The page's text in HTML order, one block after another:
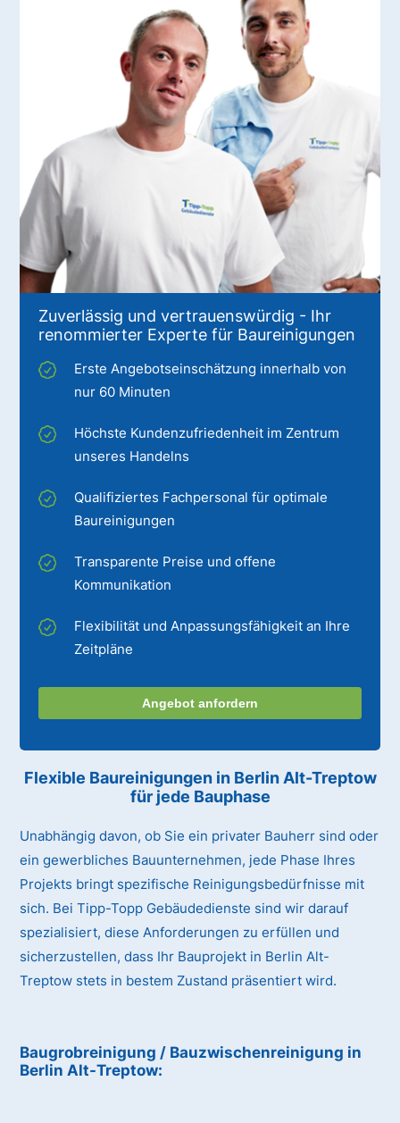
Zuverlässig und vertrauenswürdig - Ihr
renommierter Experte für Baureinigungen
Erste Angebotseinschätzung innerhalb von
nur 60 Minuten
Höchste Kundenzufriedenheit im Zentrum
unseres Handelns
Qualifiziertes Fachpersonal für optimale
Baureinigungen
Transparente Preise und offene
Kommunikation
Flexibilität und Anpassungsfähigkeit an Ihre
Zeitpläne
Angebot anfordern
Flexible Baureinigungen in Berlin Alt-Treptow
für jede Bauphase
Unabhängig davon, ob Sie ein privater Bauherr sind oder
ein gewerbliches Bauunternehmen, jede Phase Ihres
Projekts bringt spezifische Reinigungsbedürfnisse mit
sich. Bei Tipp-Topp Gebäudedienste sind wir darauf
spezialisiert, diese Anforderungen zu erfüllen und
sicherzustellen, dass Ihr Bauprojekt in Berlin Alt-
Treptow stets in bestem Zustand präsentiert wird.
Baugrobreinigung / Bauzwischenreinigung in
Berlin Alt-Treptow: